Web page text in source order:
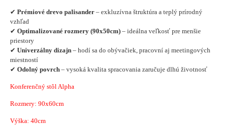
✔ Prémiové drevo palisander – exkluzívna štruktúra a teplý prírodný
vzhľad
✔ Optimalizované rozmery (90x50cm) – ideálna veľkosť pre menšie
priestory
✔ Univerzálny dizajn – hodí sa do obývačiek, pracovní aj meetingových
miestností
✔ Odolný povrch – vysoká kvalita spracovania zaručuje dlhú životnosť
Konferenčný stôl Alpha
Rozmery: 90x60cm
Výška: 40cm